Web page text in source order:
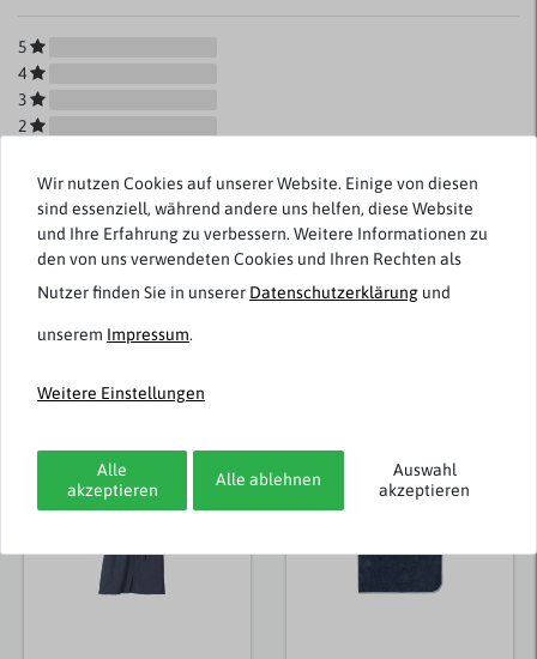
5
4
3
2
Rezensionen werden geladen...
Weitere Artikel von Adamo
Wir nutzen Cookies auf unserer Website. Einige von diesen
sind essenziell, während andere uns helfen, diese Website
und Ihre Erfahrung zu verbessern. Weitere Informationen zu
den von uns verwendeten Cookies und Ihren Rechten als
Nutzer finden Sie in unserer Daten­schutz­erklärung und
unserem Impressum.
Weitere Einstellungen
Alle
akzeptieren
Alle ablehnen
Auswahl
akzeptieren